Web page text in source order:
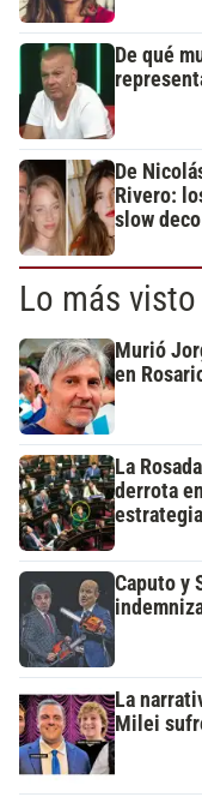
De qué
De
Rivero:
slow
Lo más visto
Murió
en
La
derrota
estrategia
Caputo y
La
Milei